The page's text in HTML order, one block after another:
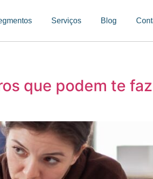
Serviços Blog
que podem te